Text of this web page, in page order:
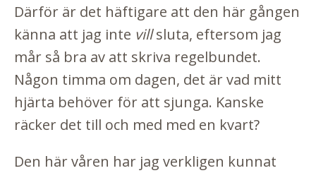
Därför är det häftigare att den här gången
känna att jag inte villsluta, eftersom jag
mår så bra av att skriva regelbundet.
Någon timma om dagen, det är vad mitt
hjärta behöver för att sjunga. Kanske
räcker det till och med med en kvart?
Den här våren har jag verkligen kunnat